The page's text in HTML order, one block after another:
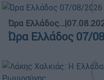
Ώρα Ελλάδος...|
Ώρα Ελλάδος 07/